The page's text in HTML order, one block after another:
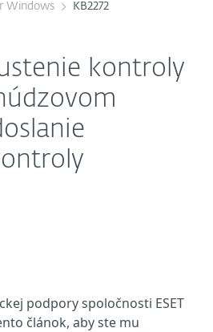
Windows
KB2272
kontroly
podpory spoločnosti ESET
článok, aby ste mu